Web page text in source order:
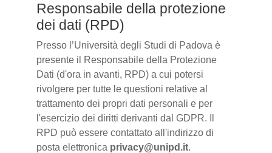
Responsabile della protezione
dei dati (RPD)
Presso l’Università degli Studi di Padova è
presente il Responsabile della Protezione
Dati (d'ora in avanti, RPD) a cui potersi
rivolgere per tutte le questioni relative al
trattamento dei propri dati personali e per
l'esercizio dei diritti derivanti dal GDPR. Il
RPD può essere contattato all'indirizzo di
posta elettronica privacy@unipd.it.